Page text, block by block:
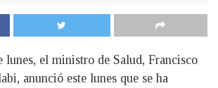
lunes, el ministro de Salud, Francisco
anunció este lunes que se ha